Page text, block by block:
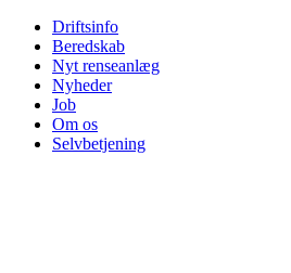
Driftsinfo
Beredskab
Nyt renseanlæg
Nyheder
Job
Om os
Selvbetjening